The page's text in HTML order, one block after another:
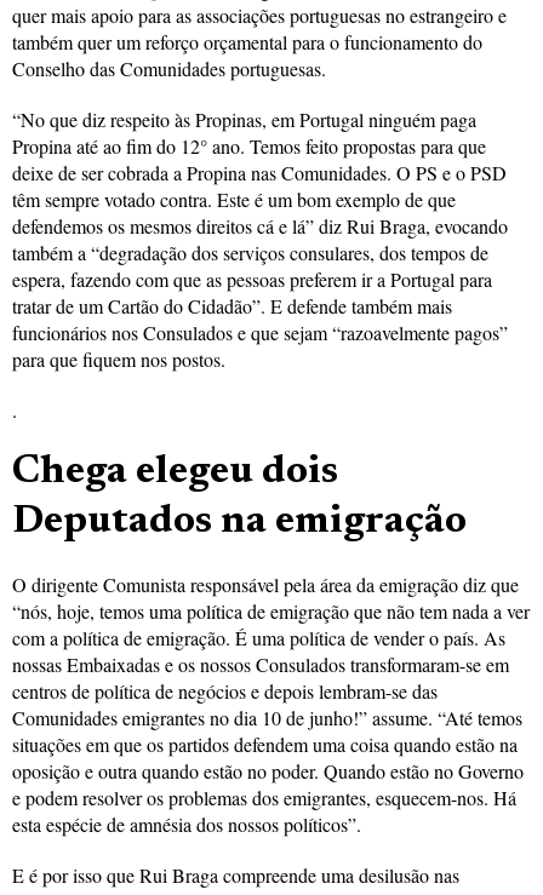
quer mais apoio para as associações portuguesas no estrangeiro e
também quer um reforço orçamental para o funcionamento do
Conselho das Comunidades portuguesas.
“No que diz respeito às Propinas, em Portugal ninguém paga
Propina até ao fim do 12° ano. Temos feito propostas para que
deixe de ser cobrada a Propina nas Comunidades. O PS e o PSD
têm sempre votado contra. Este é um bom exemplo de que
defendemos os mesmos direitos cá e lá” diz Rui Braga, evocando
também a “degradação dos serviços consulares, dos tempos de
espera, fazendo com que as pessoas preferem ir a Portugal para
tratar de um Cartão do Cidadão”. E defende também mais
funcionários nos Consulados e que sejam “razoavelmente pagos”
para que fiquem nos postos.
.
Chega elegeu dois
Deputados na emigração
O dirigente Comunista responsável pela área da emigração diz que
“nós, hoje, temos uma política de emigração que não tem nada a ver
com a política de emigração. É uma política de vender o país. As
nossas Embaixadas e os nossos Consulados transformaram-se em
centros de política de negócios e depois lembram-se das
Comunidades emigrantes no dia 10 de junho!” assume. “Até temos
situações em que os partidos defendem uma coisa quando estão na
oposição e outra quando estão no poder. Quando estão no Governo
e podem resolver os problemas dos emigrantes, esquecem-nos. Há
esta espécie de amnésia dos nossos políticos”.
E é por isso que Rui Braga compreende uma desilusão nas